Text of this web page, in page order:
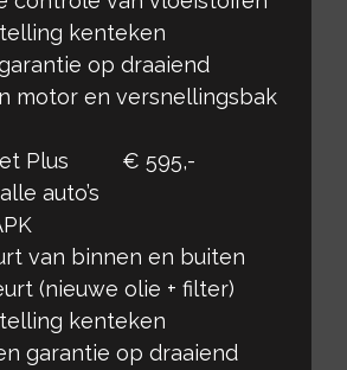
kenteken
op draaiend
motor en versnellingsbak
Plus € 595,-
auto’s
van binnen en buiten
(nieuwe olie + filter)
kenteken
garantie op draaiend